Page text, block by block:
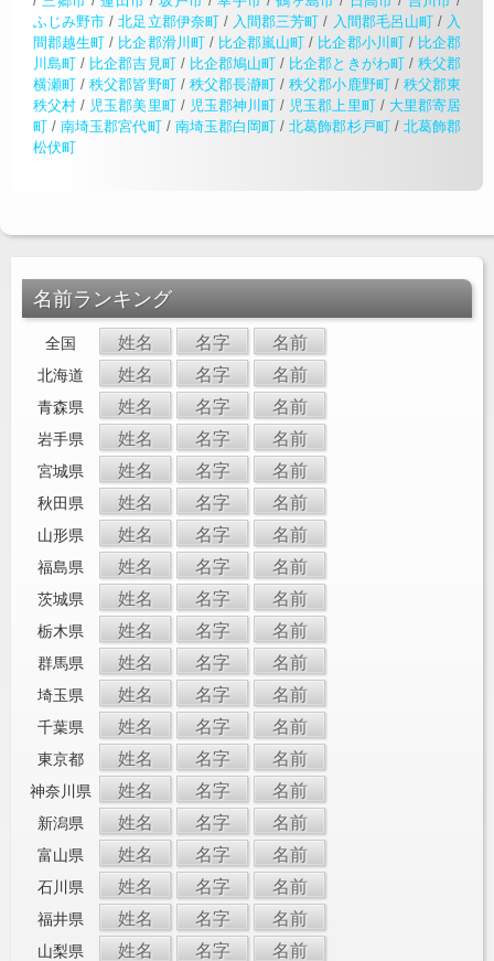
ふじみ野市 /北足立郡伊奈町/ 入間郡三芳町 / 入間郡毛呂山町/ 入
間郡越生町 / 比企郡滑川町/ 比企郡嵐山町 / 比企郡小川町/ 比企郡
川島町 / 比企郡吉見町/ 比企郡鳩山町 / 比企郡ときがわ町/ 秩父郡
横瀬町 /秩父郡皆野町/ 秩父郡長瀞町 /秩父郡小鹿野町/ 秩父郡東
秩父村 / 児玉郡美里町/ 児玉郡神川町 / 児玉郡上里町/ 大里郡寄居
町 /南埼玉郡宮代町/ 南埼玉郡白岡町 /北葛飾郡杉戸町/ 北葛飾郡
松伏町
名前ランキング
全国 姓名 名字 名前
北海道 姓名 名字 名前
青森県 姓名 名字 名前
岩手県 姓名 名字 名前
宮城県 姓名 名字 名前
秋田県 姓名 名字 名前
山形県 姓名 名字 名前
福島県 姓名 名字 名前
茨城県 姓名 名字 名前
栃木県 姓名 名字 名前
群馬県 姓名 名字 名前
埼玉県 姓名 名字 名前
千葉県 姓名 名字 名前
東京都 姓名 名字 名前
神奈川県 姓名 名字 名前
新潟県 姓名 名字 名前
富山県 姓名 名字 名前
石川県 姓名 名字 名前
福井県 姓名 名字 名前
山梨県 姓名 名字 名前